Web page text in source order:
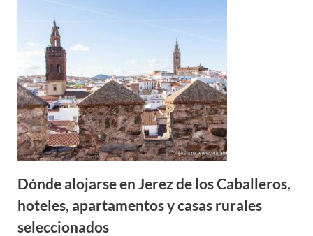
Dónde alojarse en Jerez de los Caballeros,
hoteles, apartamentos y casas rurales
seleccionados